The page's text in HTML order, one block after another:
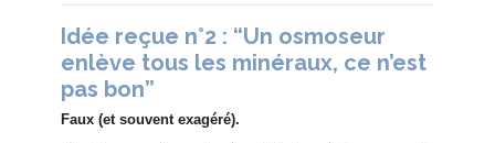
Idée reçue n°2 : “Un osmoseur
enlève tous les minéraux, ce n’est
pas bon”
Faux (et souvent exagéré).